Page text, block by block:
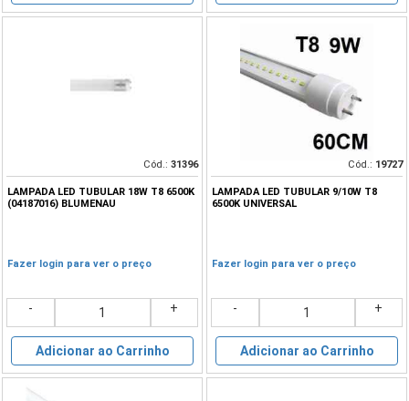
Cód.: 31396
LAMPADA LED TUBULAR 18W T8 6500K
(04187016) BLUMENAU
Fazer login para ver o preço
- +
Adicionar ao Carrinho
Cód.: 19727
LAMPADA LED TUBULAR 9/10W T8
6500K UNIVERSAL
Fazer login para ver o preço
- +
Adicionar ao Carrinho